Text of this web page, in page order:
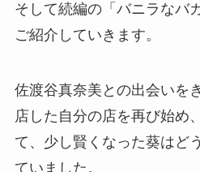
そして続編の「バニラなバ
ご紹介していきます。
佐渡谷真奈美との出会いを
店した自分の店を再び始め
て、少し賢くなった葵はど
ていました。